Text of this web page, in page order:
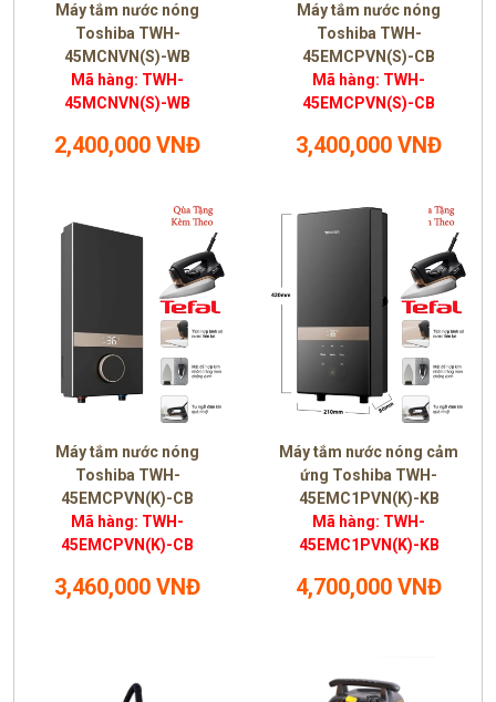
Máy tắm nước nóng
Toshiba TWH-
45MCNVN(S)-WB
Mã hàng: TWH-
45MCNVN(S)-WB
2,400,000 VNĐ
Máy tắm nước nóng
Toshiba TWH-
45EMCPVN(S)-CB
Mã hàng: TWH-
45EMCPVN(S)-CB
3,400,000 VNĐ
Máy tắm nước nóng
Toshiba TWH-
45EMCPVN(K)-CB
Mã hàng: TWH-
45EMCPVN(K)-CB
3,460,000 VNĐ
Máy tắm nước nóng cảm
ứng Toshiba TWH-
45EMC1PVN(K)-KB
Mã hàng: TWH-
45EMC1PVN(K)-KB
4,700,000 VNĐ